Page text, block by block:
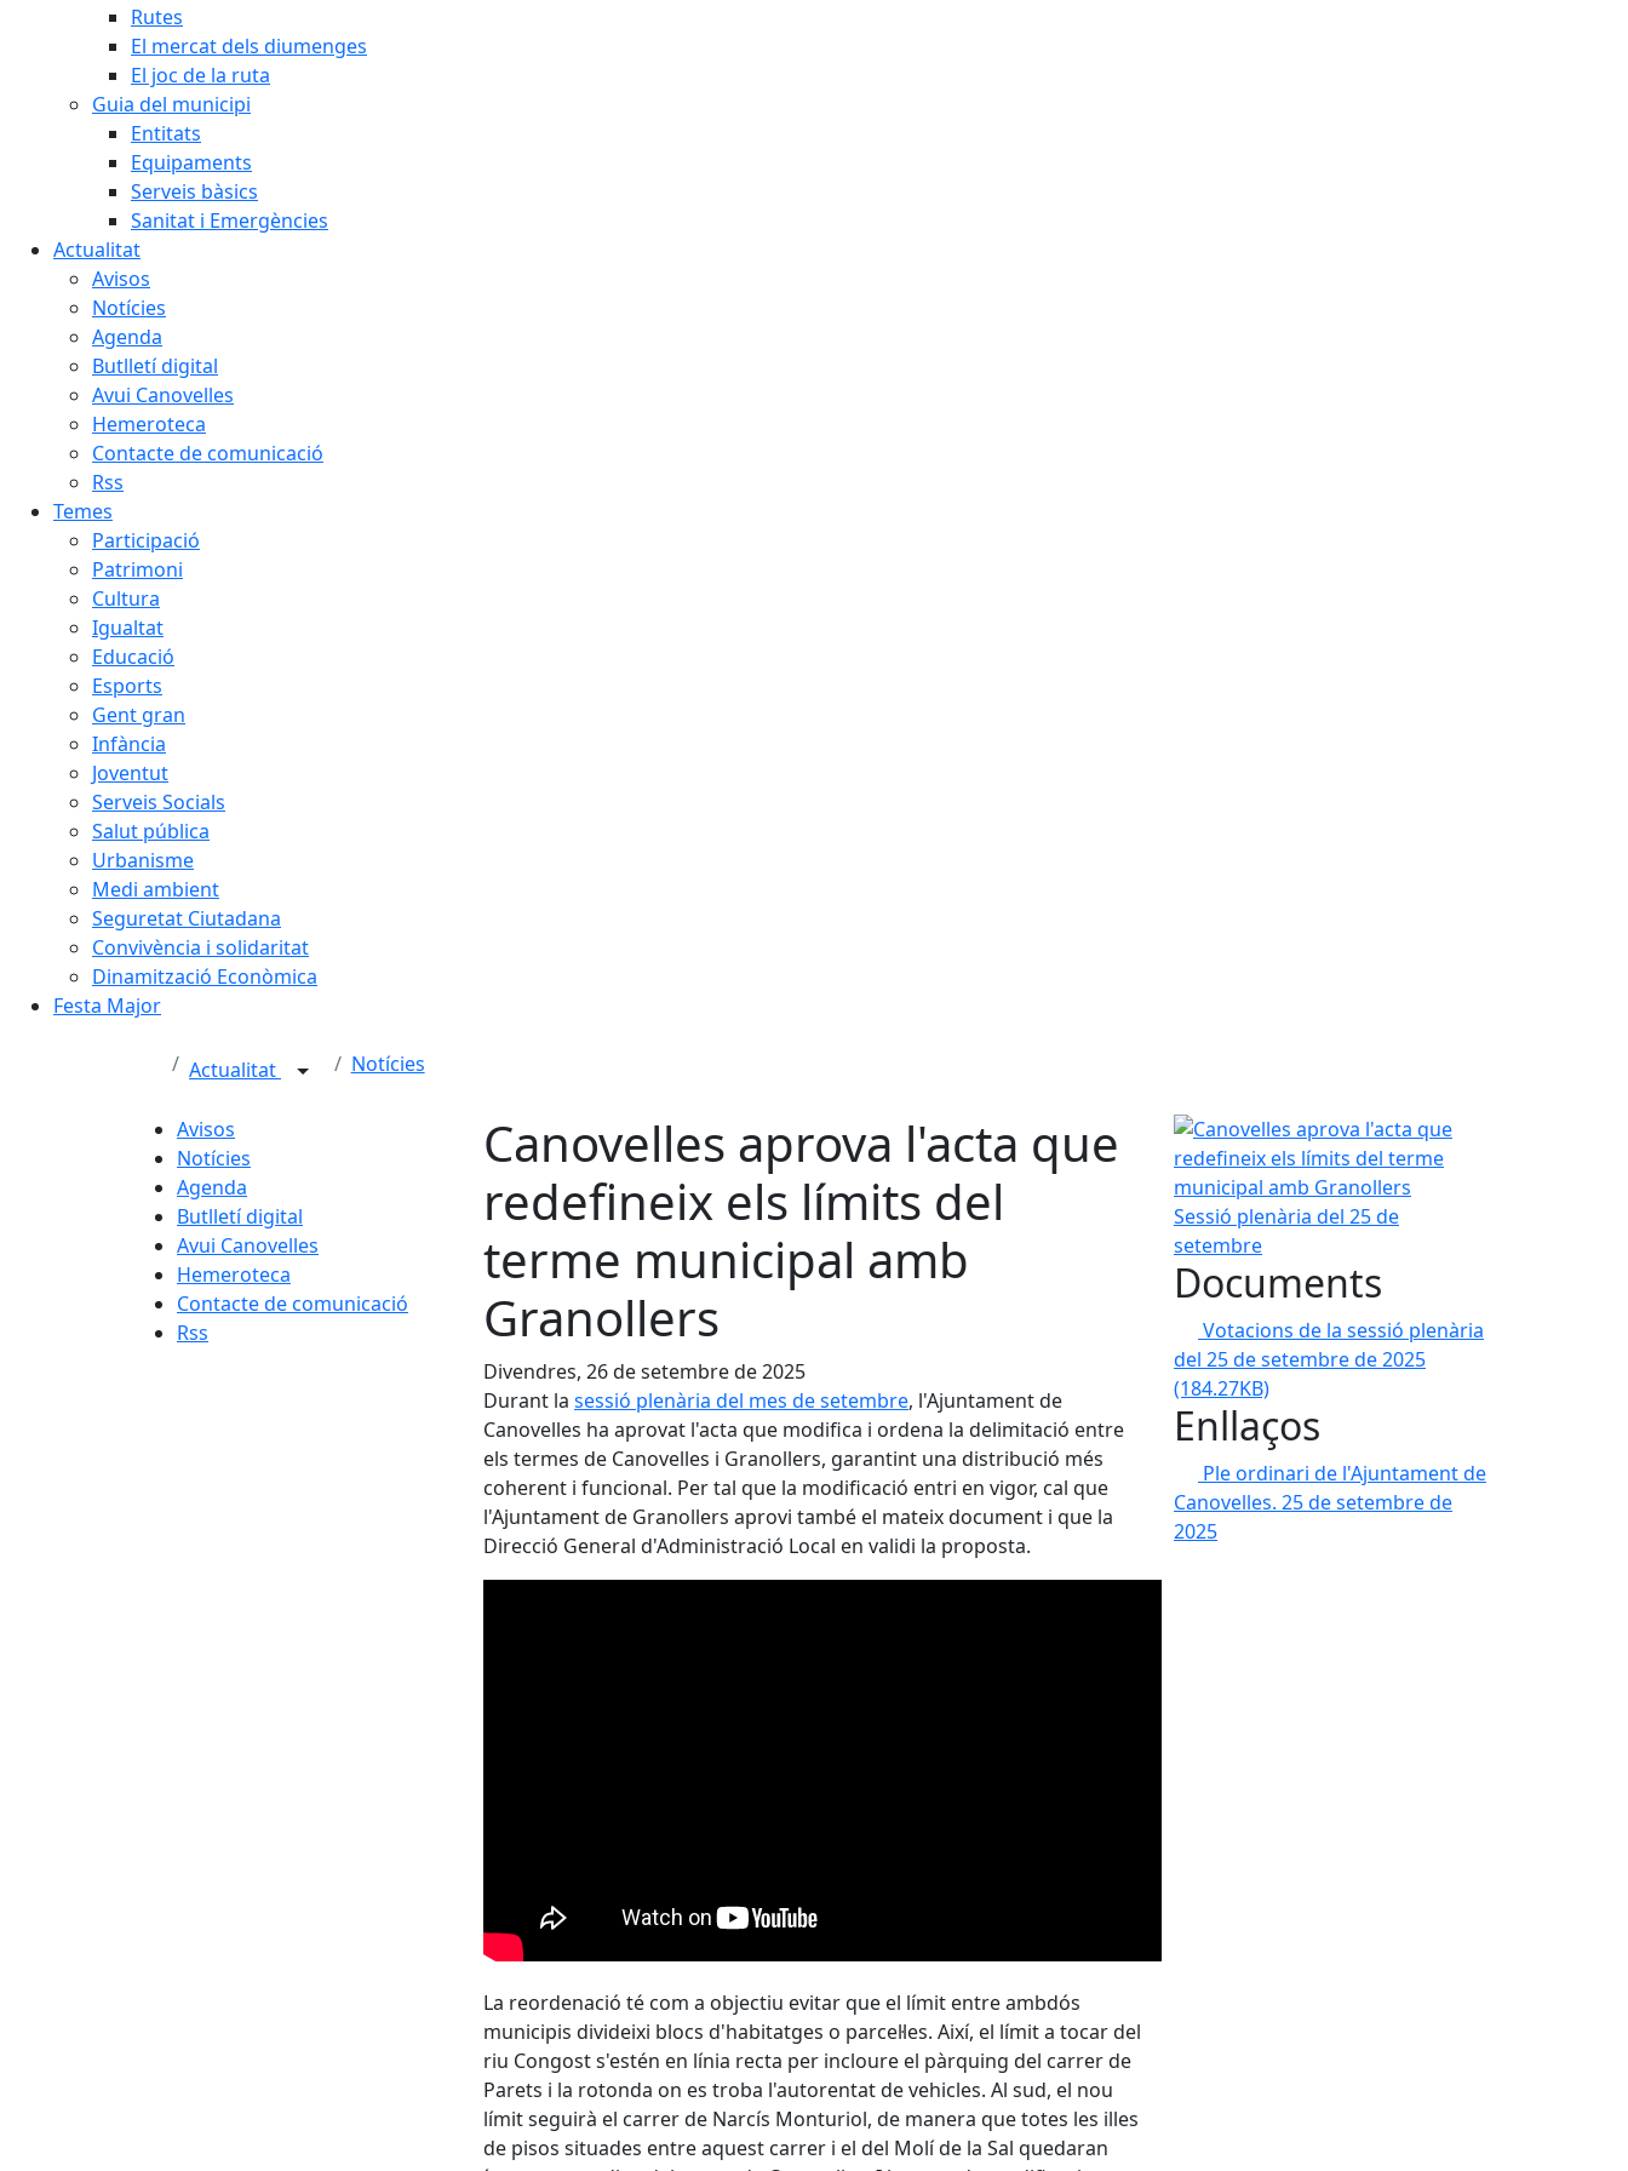
Rutes
El mercat dels diumenges
El joc de la ruta
Guia del municipi
Entitats
Equipaments
Serveis bàsics
Sanitat i Emergències
Actualitat
Avisos
Notícies
Agenda
Butlletí digital
Avui Canovelles
Hemeroteca
Contacte de comunicació
Rss
Temes
Participació
Patrimoni
Cultura
Igualtat
Educació
Esports
Gent gran
Infància
Joventut
Serveis Socials
Salut pública
Urbanisme
Medi ambient
Seguretat Ciutadana
Convivència i solidaritat
Dinamització Econòmica
Festa Major
Actualitat Notícies
Avisos
Notícies
Agenda
Butlletí digital
Avui Canovelles
Hemeroteca
Contacte de comunicació
Rss
Canovelles aprova l'acta que
redefineix els límits del
terme municipal amb
Granollers
Divendres, 26 de setembre de 2025
Durant la sessió plenària del mes de setembre, l'Ajuntament de
Canovelles ha aprovat l'acta que modifica i ordena la delimitació entre
els termes de Canovelles i Granollers, garantint una distribució més
coherent i funcional. Per tal que la modificació entri en vigor, cal que
l'Ajuntament de Granollers aprovi també el mateix document i que la
Direcció General d'Administració Local en validi la proposta.
La reordenació té com a objectiu evitar que el límit entre ambdós
municipis divideixi blocs d'habitatges o parcel·les. Així, el límit a tocar del
riu Congost s'estén en línia recta per incloure el pàrquing del carrer de
Parets i la rotonda on es troba l'autorentat de vehicles. Al sud, el nou
límit seguirà el carrer de Narcís Monturiol, de manera que totes les illes
de pisos situades entre aquest carrer i el del Molí de la Sal quedaran
Canovelles aprova l'acta que redefineix els
Sessió plenària del 25 de
setembre
Documents
Votacions de la sessió plenària
del 25 de setembre de 2025
(184.27KB)
Enllaços
Ple ordinari de l'Ajuntament de
Canovelles. 25 de setembre de
2025